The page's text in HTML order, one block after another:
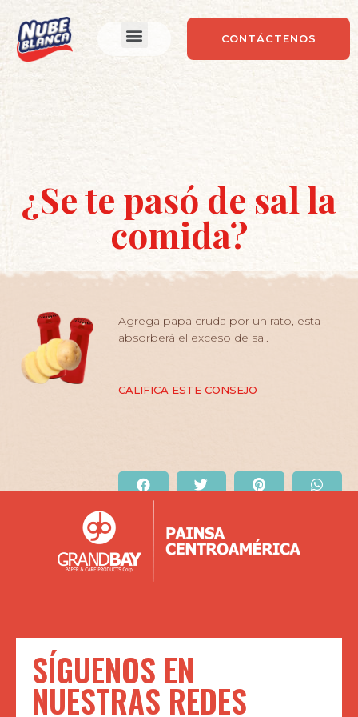
CONTÁCTENOS
¿Se te pasó de sal la
comida?
Agrega papa cruda por un rato, esta
absorberá el exceso de sal.
CALIFICA ESTE CONSEJO
SÍGUENOS EN
NUESTRAS REDES